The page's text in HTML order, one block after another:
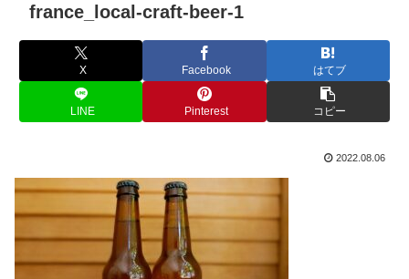
france_local-craft-beer-1
X Facebook はてブ
LINE Pinterest コピー
2022.08.06